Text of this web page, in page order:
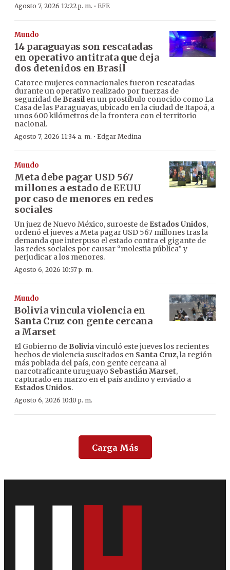
Agosto 7, 2026 12:22 p. m. · EFE
Mundo
14 paraguayas son rescatadas
en operativo antitrata que deja
dos detenidos en Brasil
Catorce mujeres connacionales fueron rescatadas
durante un operativo realizado por fuerzas de
seguridad de Brasilen un prostíbulo conocido como La
Casa de las Paraguayas, ubicado en la ciudad de Itapoá, a
unos 600 kilómetros de la frontera con el territorio
nacional.
Agosto 7, 2026 11:34 a. m. · Edgar Medina
Mundo
Meta debe pagar USD 567
millones a estado de EEUU
por caso de menores en redes
sociales
Un juez de Nuevo México, suroeste de Estados Unidos,
ordenó el jueves a Meta pagar USD 567 millones tras la
demanda que interpuso el estado contra el gigante de
las redes sociales por causar “molestia pública” y
perjudicar a los menores.
Agosto 6, 2026 10:57 p. m.
Mundo
Bolivia vincula violencia en
Santa Cruz con gente cercana
a Marset
El Gobierno de Boliviavinculó este jueves los recientes
hechos de violencia suscitados en Santa Cruz, la región
más poblada del país, con gente cercana al
narcotraficante uruguayo Sebastián Marset,
capturado en marzo en el país andino y enviado a
Estados Unidos.
Agosto 6, 2026 10:10 p. m.
Carga Más